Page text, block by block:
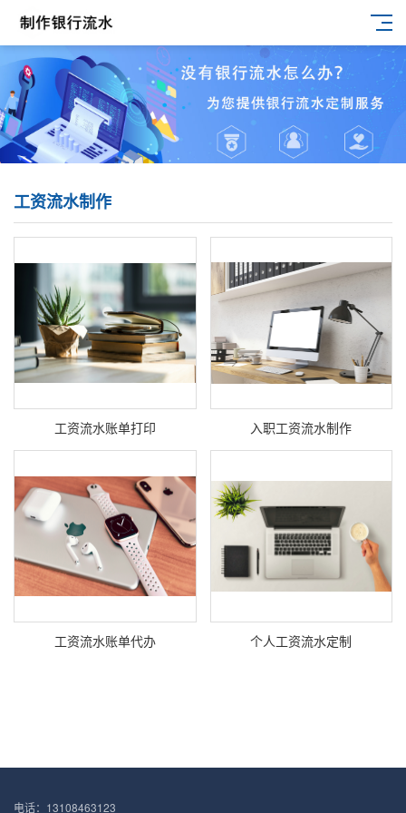
工资流水制作
工资流水账单打印 入职工资流水制作
工资流水账单代办 个人工资流水定制
电话：13108463123